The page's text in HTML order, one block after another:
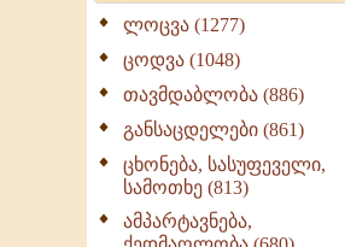
ლოცვა (1277)
ცოდვა (1048)
თავმდაბლობა (886)
განსაცდელები (861)
ცხონება, სასუფეველი,
სამოთხე (813)
ამპარტავნება,